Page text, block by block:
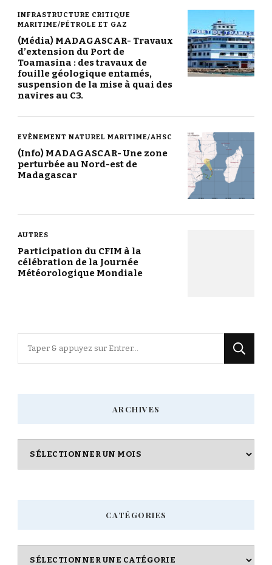
INFRASTRUCTURE CRITIQUE
MARITIME/PÉTROLE ET GAZ
(Média) MADAGASCAR- Travaux
d’extension du Port de
Toamasina : des travaux de
fouille géologique entamés,
suspension de la mise à quai des
navires au C3.
EVÈNEMENT NATUREL MARITIME/AHSC
(Info) MADAGASCAR- Une zone
perturbée au Nord-est de
Madagascar
AUTRES
Participation du CFIM à la
célébration de la Journée
Météorologique Mondiale
ARCHIVES
Archives
CATÉGORIES
Catégories